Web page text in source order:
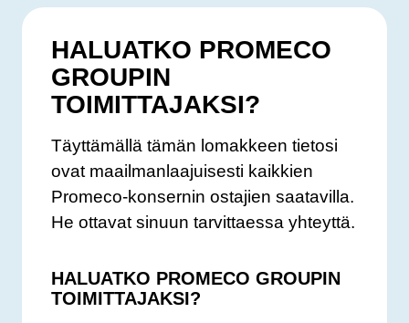
HALUATKO PROMECO
GROUPIN
TOIMITTAJAKSI?
Täyttämällä tämän lomakkeen tietosi
ovat maailmanlaajuisesti kaikkien
Promeco-konsernin ostajien saatavilla.
He ottavat sinuun tarvittaessa yhteyttä.
HALUATKO PROMECO GROUPIN
TOIMITTAJAKSI?